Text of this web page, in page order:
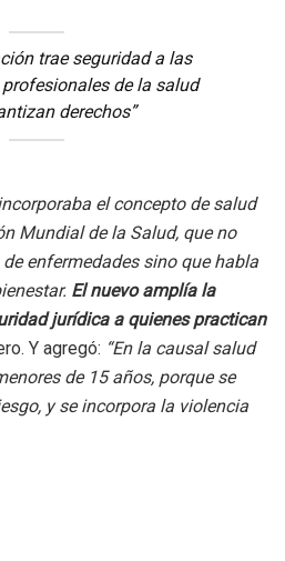
trae seguridad a las
de la salud
derechos”
el concepto de salud
Mundial de la Salud, que no
enfermedades sino que habla
El nuevo amplía la
jurídica a quienes practican
Y agregó: “En la causal salud
de 15 años, porque se
y se incorpora la violencia